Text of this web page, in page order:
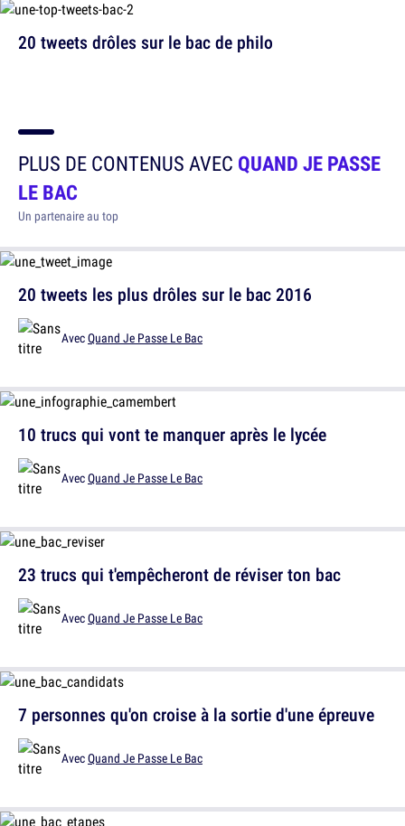
20 tweets drôles sur le bac de philo
PLUS DE CONTENUS AVEC QUAND JE PASSE
LE BAC
Un partenaire au top
20 tweets les plus drôles sur le bac 2016
AvecQuand Je Passe Le Bac
23 trucs qui t'empêcheront de réviser ton bac
AvecQuand Je Passe Le Bac
10 trucs qui vont te manquer après le lycée
AvecQuand Je Passe Le Bac
7 personnes qu'on croise à la sortie d'une épreuve
AvecQuand Je Passe Le Bac